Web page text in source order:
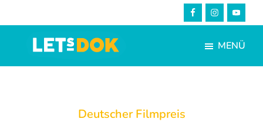
to
content
Fußzeile
springen
LETsDOK
Bundesweite
MENÜ
Deutscher Filmpreis